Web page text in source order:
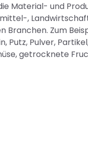
Material- und
,
Zum
Putz, Pulver,
getrocknete